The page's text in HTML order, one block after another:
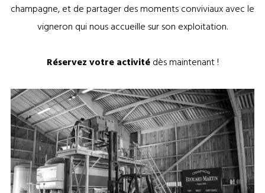
champagne, et de partager des moments conviviaux avec le
vigneron qui nous accueille sur son exploitation.
Réservez votre activitédès maintenant !